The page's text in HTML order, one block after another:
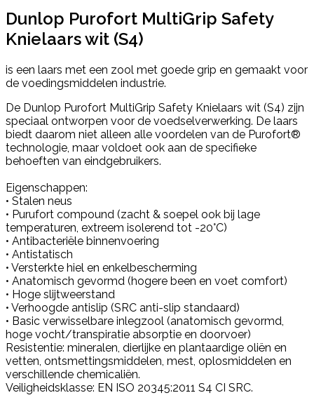
Dunlop Purofort MultiGrip Safety
Knielaars wit (S4)
is een laars met een zool met goede grip en gemaakt voor
de voedingsmiddelen industrie.
De Dunlop Purofort MultiGrip Safety Knielaars wit (S4) zijn
speciaal ontworpen voor de voedselverwerking. De laars
biedt daarom niet alleen alle voordelen van de Purofort®
technologie, maar voldoet ook aan de specifieke
behoeften van eindgebruikers.
Eigenschappen:
• Stalen neus
• Purufort compound (zacht & soepel ook bij lage
temperaturen, extreem isolerend tot -20°C)
• Antibacteriële binnenvoering
• Antistatisch
• Versterkte hiel en enkelbescherming
• Anatomisch gevormd (hogere been en voet comfort)
• Hoge slijtweerstand
• Verhoogde antislip (SRC anti-slip standaard)
• Basic verwisselbare inlegzool (anatomisch gevormd,
hoge vocht/transpiratie absorptie en doorvoer)
Resistentie: mineralen, dierlijke en plantaardige oliën en
vetten, ontsmettingsmiddelen, mest, oplosmiddelen en
verschillende chemicaliën.
Veiligheidsklasse: EN ISO 20345:2011 S4 CI SRC.